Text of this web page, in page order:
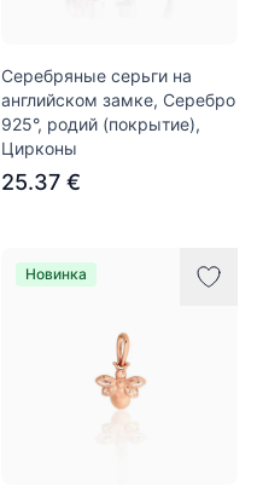
Серебряные серьги на
английском замке, Серебро
925°, родий (покрытие),
Цирконы
25.37 €
Новинка